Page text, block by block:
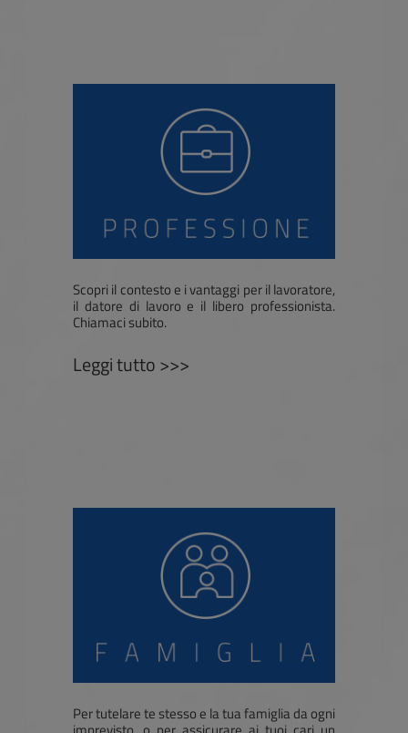
Scopri il contesto e i vantaggi per il lavoratore,
il datore di lavoro e il libero professionista.
Chiamaci subito.
Leggi tutto >>>
Per tutelare te stesso e la tua famiglia da ogni